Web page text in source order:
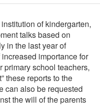
of kindergarten,
talks based on
in the last year of
importance for
primary school teachers,
these reports to the
can also be requested
the will of the parents